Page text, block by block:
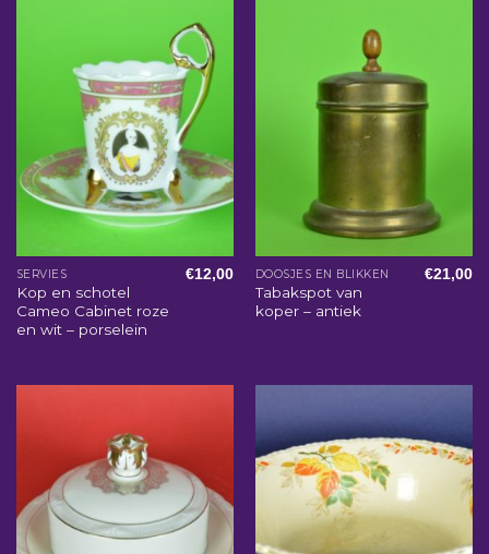
SERVIES
Kop en schotel
Cameo Cabinet roze
en wit – porselein
€12,00 DOOSJES EN BLIKKEN
Tabakspot van
koper – antiek
€21,00